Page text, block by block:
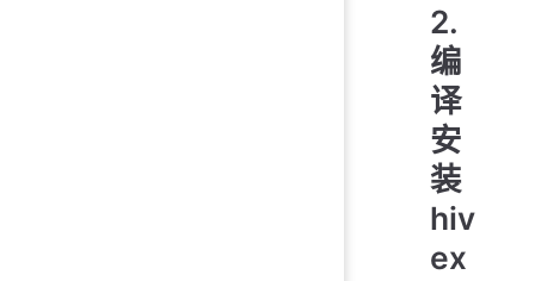
2.
编
译
安
装
hiv
ex